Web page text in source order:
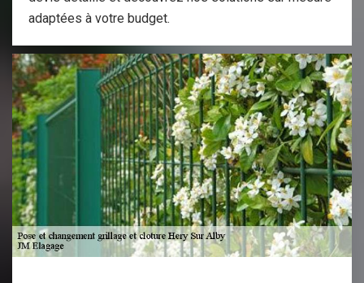
adaptées à votre budget.